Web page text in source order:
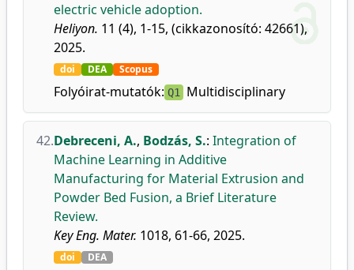
electric vehicle adoption.
Heliyon. 11 (4), 1-15, (cikkazonosító: 42661),
2025.
doi DEA Scopus
Folyóirat-mutatók: Q1 Multidisciplinary
42.Debreceni, A., Bodzás, S.: Integration of
Machine Learning in Additive
Manufacturing for Material Extrusion and
Powder Bed Fusion, a Brief Literature
Review.
Key Eng. Mater. 1018, 61-66, 2025.
doi DEA